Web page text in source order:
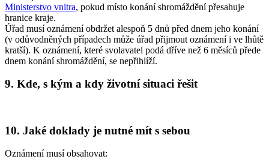
Ministerstvo vnitra, pokud místo konání shromáždění přesahuje
hranice kraje.
Úřad musí oznámení obdržet alespoň 5 dnů před dnem jeho konání
(v odůvodněných případech může úřad přijmout oznámení i ve lhůtě
kratší). K oznámení, které svolavatel podá dříve než 6 měsíců přede
dnem konání shromáždění, se nepřihlíží.
9. Kde, s kým a kdy životní situaci řešit
10. Jaké doklady je nutné mít s sebou
Oznámení musí obsahovat: